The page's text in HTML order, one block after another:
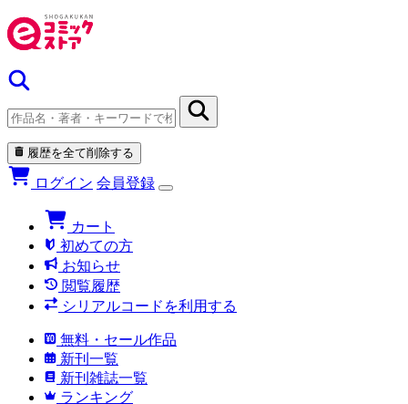
履歴を全て削除する
ログイン 会員登録
カート
初めての方
お知らせ
閲覧履歴
シリアルコードを利用する
無料・セール作品
新刊一覧
新刊雑誌一覧
ランキング